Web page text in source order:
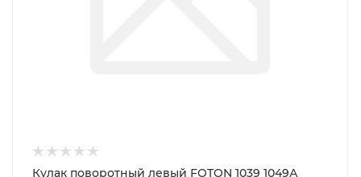
Кулак поворотный левый FOTON 1039 1049А